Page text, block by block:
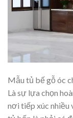
Mẫu tủ bế gỗ óc
Là sự lựa chọn
nơi tiếp xúc nhiều